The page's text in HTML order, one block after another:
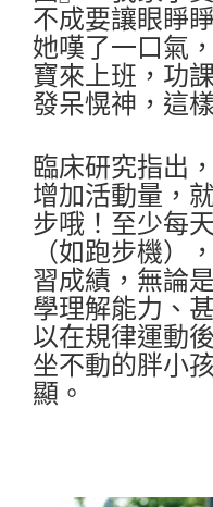
不成要讓眼睜
她嘆了一口氣
寶來上班，功
發呆愰神，這
臨床研究指出
增加活動量，
步哦！至少每
（如跑步機）
習成績，無論
學理解能力、
以在規律運動
坐不動的胖小
顯。